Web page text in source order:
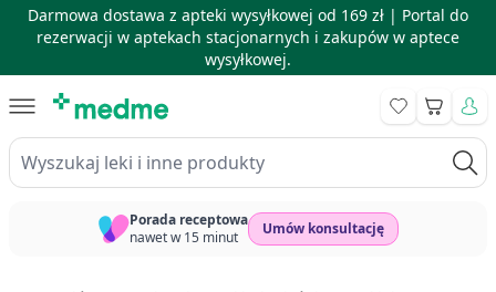
Darmowa dostawa z apteki wysyłkowej od 169 zł | Portal do
rezerwacji w aptekach stacjonarnych i zakupów w aptece
wysyłkowej.
Wyszukaj leki i inne produkty
Koszyk
Porada receptowa
nawet w 15 minut
Umów konsultację